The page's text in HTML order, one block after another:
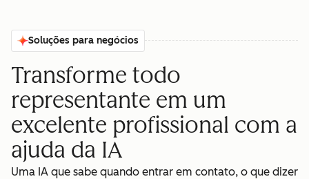
Soluções para negócios
Transforme todo
representante em um
excelente profissional com a
ajuda da IA
Uma IA que sabe quando entrar em contato, o que dizer